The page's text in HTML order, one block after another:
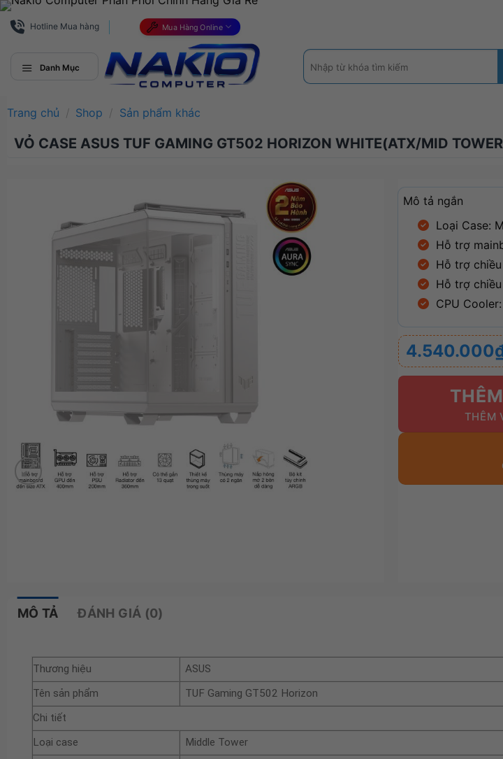
Bỏ
qua
Hotline Mua hàng Mua Hàng Online
Danh Mục
Tìm
kiếm:
Trang chủ / Shop / Sản phẩm khác
VỎ CASE ASUS TUF GAMING GT502 HORIZON WHITE(ATX/MID
Mô tả ngắn
Loại Case:
Hỗ trợ
Hỗ trợ
Hỗ trợ
CPU
4.540.000
MÔ TẢ ĐÁNH GIÁ (0)
Thương hiệu
ASUS
Tên sản phẩm
TUF Gaming GT502 Horizon
Chi tiết
Loại case
Middle Tower